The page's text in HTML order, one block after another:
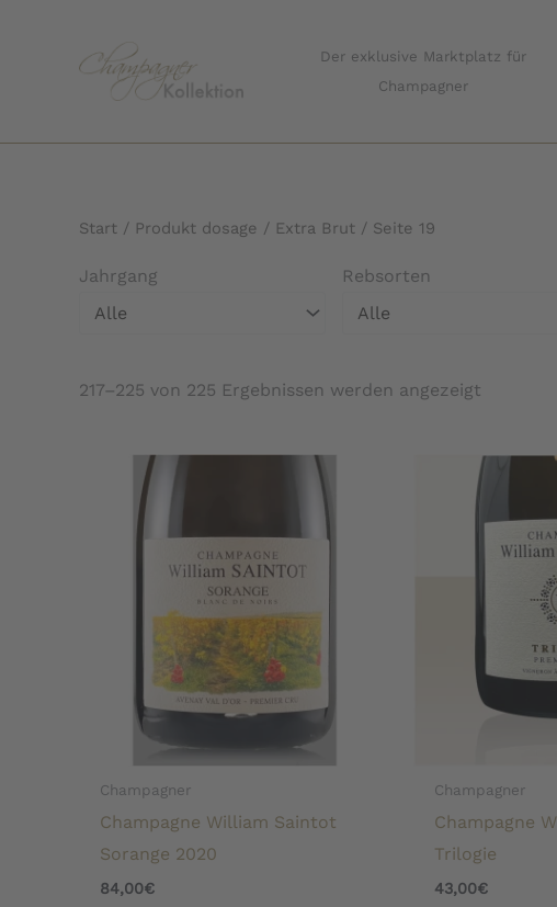
Der exklusive Marktplatz für
Champagner
Start / Produkt dosage / Extra Brut / Seite 19
Jahrgang
Alle
Rebsorten
Alle
217–225 von 225 Ergebnissen werden angezeigt
Champagner
Champagne William Saintot
Sorange 2020
84,00€
Champagner
Champagne
Trilogie
43,00€